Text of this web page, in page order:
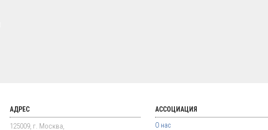
АДРЕС
125009, г. Москва,
АССОЦИАЦИЯ
О нас